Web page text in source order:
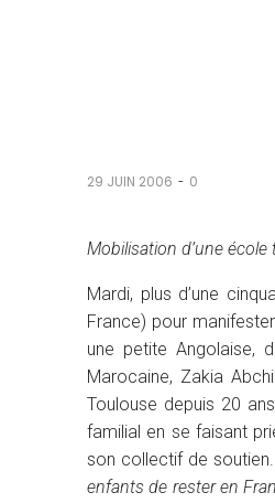
29 JUIN 2006 - 0
Mobilisation d’une école
Mardi, plus d’une
France) pour
une petite Angolaise,
Marocaine, Zakia
Toulouse depuis 20
familial en se faisant
son collectif de soutien.
enfants de rester en